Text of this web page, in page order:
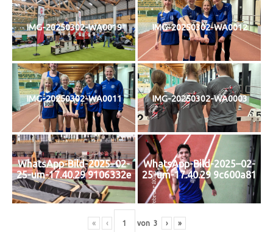
IMG-20250302-WA0019 IMG-20250302-WA0012
IMG-20250302-WA0011 IMG-20250302-WA0003
WhatsApp-Bild-2025–02-
25-um-17.40.29 9106332e
WhatsApp-Bild-2025–02-
25-um-17.40.29 9c600a81
« ‹ von 3 › »